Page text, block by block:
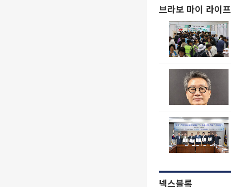
브라보 마이 라이프
넥스블록